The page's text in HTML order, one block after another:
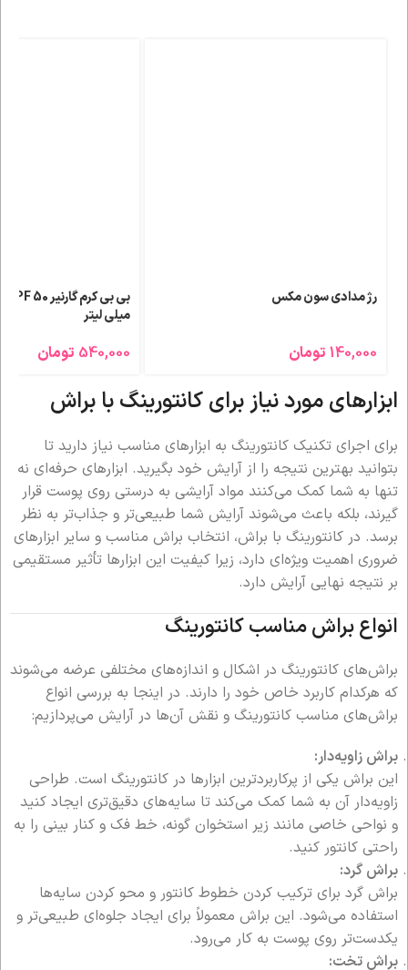
رژ مدادی سون مکس
140,000 تومان
میلی لیتر
540,000 تومان
ابزارهای مورد نیاز برای کانتورینگ با براش
برای اجرای تکنیک کانتورینگ به ابزارهای مناسب نیاز دارید تا
بتوانید بهترین نتیجه را از آرایش خود بگیرید. ابزارهای حرفه‌ای نه
تنها به شما کمک می‌کنند مواد آرایشی به درستی روی پوست قرار
گیرند، بلکه باعث می‌شوند آرایش شما طبیعی‌تر و جذاب‌تر به نظر
برسد. در کانتورینگ با براش، انتخاب براش مناسب و سایر ابزارهای
ضروری اهمیت ویژه‌ای دارد، زیرا کیفیت این ابزارها تأثیر مستقیمی
بر نتیجه نهایی آرایش دارد.
انواع براش مناسب کانتورینگ
براش‌های کانتورینگ در اشکال و اندازه‌های مختلفی عرضه می‌شوند
که هرکدام کاربرد خاص خود را دارند. در اینجا به بررسی انواع
براش‌های مناسب کانتورینگ و نقش آن‌ها در آرایش می‌پردازیم:
براش زاویه‌دار:
این براش یکی از پرکاربردترین ابزارها در کانتورینگ است. طراحی
زاویه‌دار آن به شما کمک می‌کند تا سایه‌های دقیق‌تری ایجاد کنید
و نواحی خاصی مانند زیر استخوان گونه، خط فک و کنار بینی را به
راحتی کانتور کنید.
براش گرد:
براش گرد برای ترکیب کردن خطوط کانتور و محو کردن سایه‌ها
استفاده می‌شود. این براش معمولاً برای ایجاد جلوه‌ای طبیعی‌تر و
یکدست‌تر روی پوست به کار می‌رود.
براش تخت: